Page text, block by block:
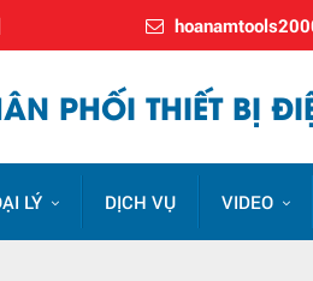
PHỐI THIẾT BỊ
LÝ DỊCH VỤ VIDEO